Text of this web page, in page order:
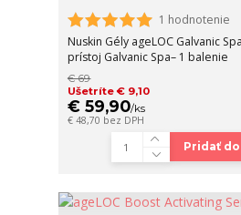
1 hodnotenie
Nuskin Gély ageLOC Galvanic
prístoj Galvanic Spa– 1 balenie
€ 69
Ušetríte € 9,10
€ 59,90/ks
€ 48,70 bez DPH
Pridať